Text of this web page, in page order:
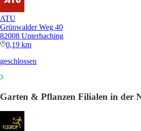
ATU
Grünwalder Weg 40
82008 Unterhaching
0,19 km
geschlossen
Garten & Pflanzen Filialen in der